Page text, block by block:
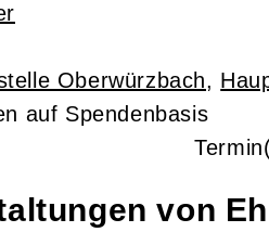
Oberwürzbach,
auf Spendenbasis
von